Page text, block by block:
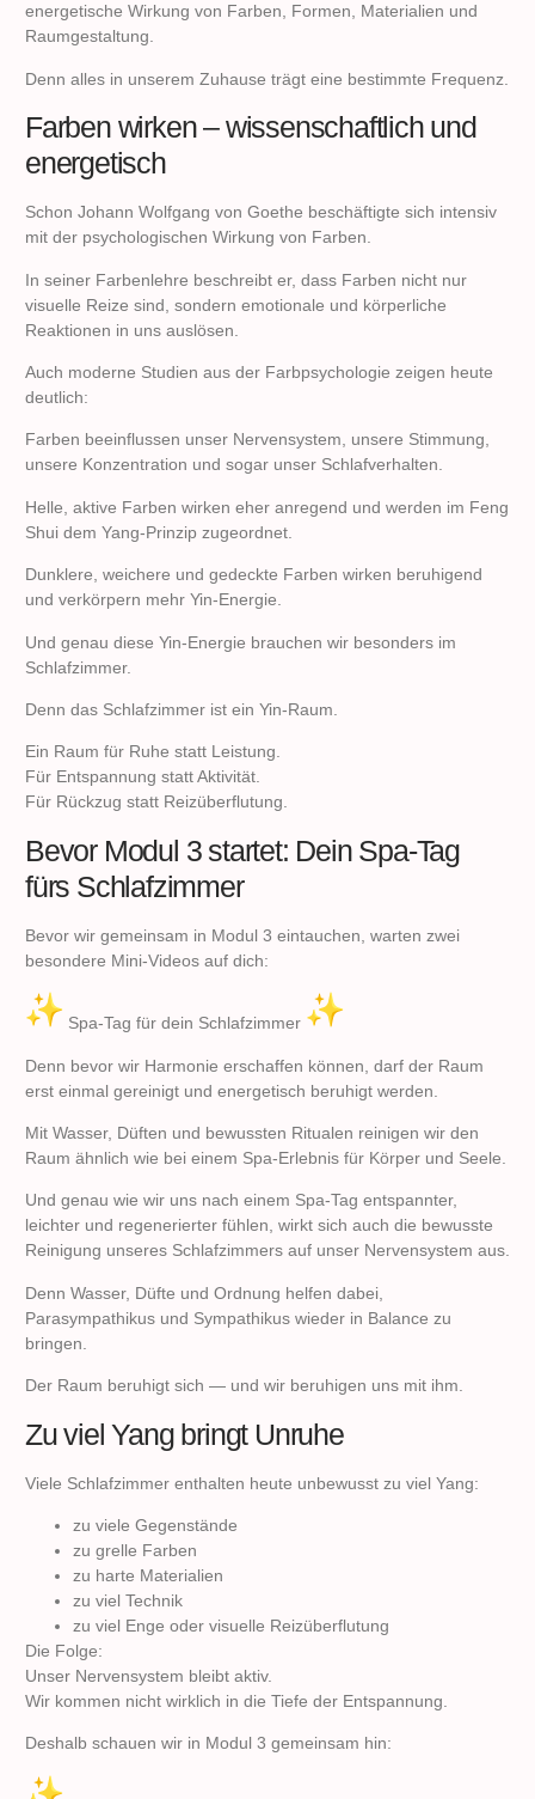
energetische Wirkung von Farben, Formen, Materialien und
Raumgestaltung.
Denn alles in unserem Zuhause trägt eine bestimmte Frequenz.
Farben wirken – wissenschaftlich und
energetisch
Schon Johann Wolfgang von Goethe beschäftigte sich intensiv
mit der psychologischen Wirkung von Farben.
In seiner Farbenlehre beschreibt er, dass Farben nicht nur
visuelle Reize sind, sondern emotionale und körperliche
Reaktionen in uns auslösen.
Auch moderne Studien aus der Farbpsychologie zeigen heute
deutlich:
Farben beeinflussen unser Nervensystem, unsere Stimmung,
unsere Konzentration und sogar unser Schlafverhalten.
Helle, aktive Farben wirken eher anregend und werden im Feng
Shui dem Yang-Prinzip zugeordnet.
Dunklere, weichere und gedeckte Farben wirken beruhigend
und verkörpern mehr Yin-Energie.
Und genau diese Yin-Energie brauchen wir besonders im
Schlafzimmer.
Denn das Schlafzimmer ist ein Yin-Raum.
Ein Raum für Ruhe statt Leistung.
Für Entspannung statt Aktivität.
Für Rückzug statt Reizüberflutung.
Bevor Modul 3 startet: Dein Spa-Tag
fürs Schlafzimmer
Bevor wir gemeinsam in Modul 3 eintauchen, warten zwei
besondere Mini-Videos auf dich:
Spa-Tag für dein Schlafzimmer
Denn bevor wir Harmonie erschaffen können, darf der Raum
erst einmal gereinigt und energetisch beruhigt werden.
Mit Wasser, Düften und bewussten Ritualen reinigen wir den
Raum ähnlich wie bei einem Spa-Erlebnis für Körper und Seele.
Und genau wie wir uns nach einem Spa-Tag entspannter,
leichter und regenerierter fühlen, wirkt sich auch die bewusste
Reinigung unseres Schlafzimmers auf unser Nervensystem aus.
Denn Wasser, Düfte und Ordnung helfen dabei,
Parasympathikus und Sympathikus wieder in Balance zu
bringen.
Der Raum beruhigt sich — und wir beruhigen uns mit ihm.
Zu viel Yang bringt Unruhe
Viele Schlafzimmer enthalten heute unbewusst zu viel Yang:
zu viele Gegenstände
zu grelle Farben
zu harte Materialien
zu viel Technik
zu viel Enge oder visuelle Reizüberflutung
Die Folge:
Unser Nervensystem bleibt aktiv.
Wir kommen nicht wirklich in die Tiefe der Entspannung.
Deshalb schauen wir in Modul 3 gemeinsam hin: